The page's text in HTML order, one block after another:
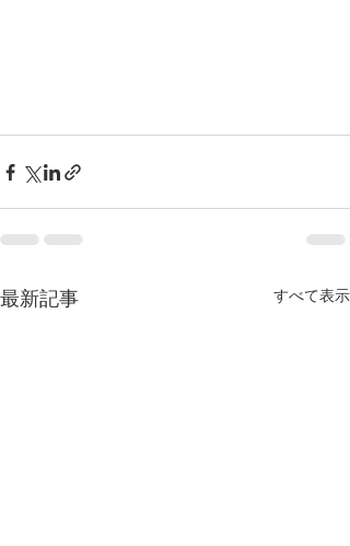
最新記事 すべて表示